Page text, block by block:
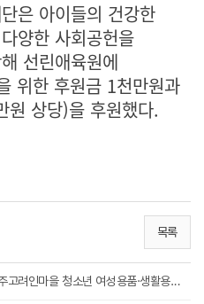
은 아이들의 건강한
양한 사회공헌을
선린애육원에
위한 후원금 1천만원과
원 상당)을 후원했다.
목록
한국암웨이미래재단, 광주고려인마을 청소년 여성용품·생활용품 후원